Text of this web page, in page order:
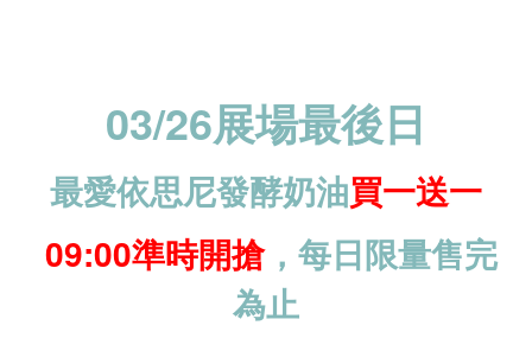
03/26展場最後日
最愛依思尼發酵奶油買一送一
09:00準時開搶， 每日限量售完
為止